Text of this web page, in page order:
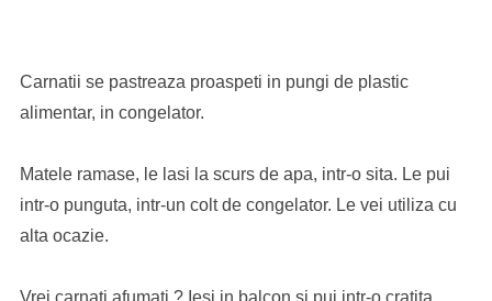
Carnatii se pastreaza proaspeti in pungi de plastic
alimentar, in congelator.
Matele ramase, le lasi la scurs de apa, intr-o sita. Le pui
intr-o punguta, intr-un colt de congelator. Le vei utiliza cu
alta ocazie.
Vrei carnati afumati ? Iesi in balcon si pui intr-o cratita